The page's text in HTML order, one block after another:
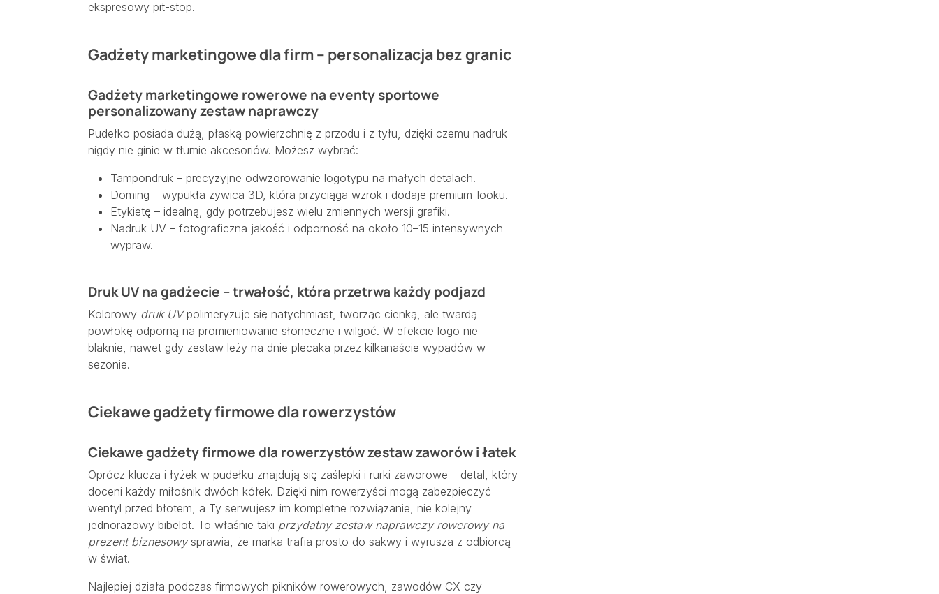
ekspresowy pit-stop.
Gadżety marketingowe dla firm – personalizacja bez granic
Gadżety marketingowe rowerowe na eventy sportowe
personalizowany zestaw naprawczy
Pudełko posiada dużą, płaską powierzchnię z przodu i z tyłu, dzięki czemu nadruk
nigdy nie ginie w tłumie akcesoriów. Możesz wybrać:
Tampondruk – precyzyjne odwzorowanie logotypu na małych detalach.
Doming – wypukła żywica 3D, która przyciąga wzrok i dodaje premium-looku.
Etykietę – idealną, gdy potrzebujesz wielu zmiennych wersji grafiki.
Nadruk UV – fotograficzna jakość i odporność na około 10–15 intensywnych
wypraw.
Druk UV na gadżecie – trwałość, która przetrwa każdy podjazd
Kolorowy druk UVpolimeryzuje się natychmiast, tworząc cienką, ale twardą
powłokę odporną na promieniowanie słoneczne i wilgoć. W efekcie logo nie
blaknie, nawet gdy zestaw leży na dnie plecaka przez kilkanaście wypadów w
sezonie.
Ciekawe gadżety firmowe dla rowerzystów
Ciekawe gadżety firmowe dla rowerzystów zestaw zaworów i łatek
Oprócz klucza i łyżek w pudełku znajdują się zaślepki i rurki zaworowe – detal, który
doceni każdy miłośnik dwóch kółek. Dzięki nim rowerzyści mogą zabezpieczyć
wentyl przed błotem, a Ty serwujesz im kompletne rozwiązanie, nie kolejny
jednorazowy bibelot. To właśnie taki przydatny zestaw naprawczy rowerowy na
prezent biznesowysprawia, że marka trafia prosto do sakwy i wyrusza z odbiorcą
w świat.
Najlepiej działa podczas firmowych pikników rowerowych, zawodów CX czy